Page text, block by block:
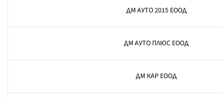
ДМ АУТО 2015 ЕООД
ДМ АУТО ПЛЮС ЕООД
ДМ КАР ЕООД